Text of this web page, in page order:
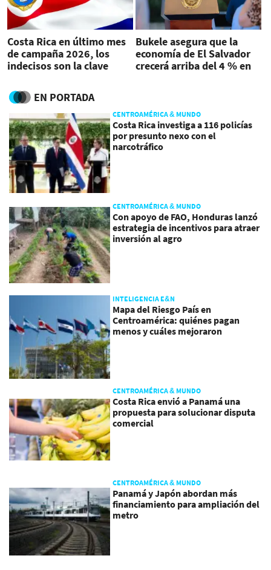
Costa Rica en último mes
de campaña 2026, los
indecisos son la clave
Bukele asegura que la
economía de El Salvador
crecerá arriba del 4 % en
EN PORTADA
CENTROAMÉRICA & MUNDO
Costa Rica investiga a 116 policías
por presunto nexo con el
narcotráfico
CENTROAMÉRICA & MUNDO
Con apoyo de FAO, Honduras lanzó
estrategia de incentivos para atraer
inversión al agro
INTELIGENCIA E&N
Mapa del Riesgo País en
Centroamérica: quiénes pagan
menos y cuáles mejoraron
CENTROAMÉRICA & MUNDO
Costa Rica envió a Panamá una
propuesta para solucionar disputa
comercial
CENTROAMÉRICA & MUNDO
Panamá y Japón abordan más
financiamiento para ampliación del
metro